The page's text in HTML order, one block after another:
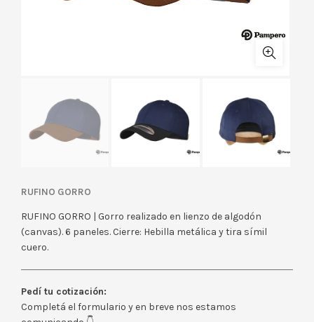
RUFINO GORRO
RUFINO GORRO | Gorro realizado en lienzo de algodón
(canvas). 6 paneles. Cierre: Hebilla metálica y tira símil
cuero.
Pedí tu cotización:
Completá el formulario y en breve nos estamos